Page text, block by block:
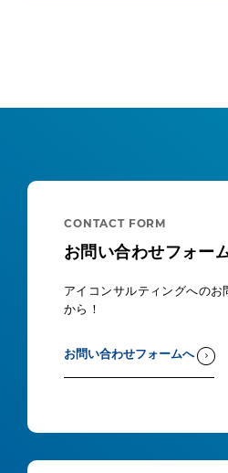
CONTACT FORM
お問い合わせフォー
アイコンサルティングへのお
から！
お問い合わせフォームへ